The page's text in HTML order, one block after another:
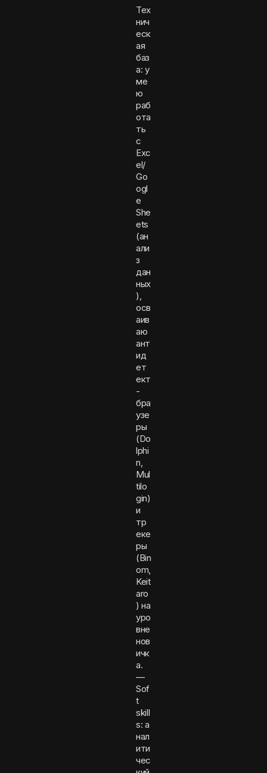
Тех
нич
еск
ая
баз
а: у
ме
ю
раб
ота
ть
с
Exc
el/
Go
ogl
e
She
ets
(ан
али
з
дан
ных
),
осв
аив
аю
ант
ид
ет
ект
-
бра
узе
ры
(Do
lphi
n,
Mul
tilo
gin)
и
тр
еке
ры
(Bin
om,
Keit
aro
) на
уро
вне
нов
ичк
а.
—
Sof
t
skill
s: а
нал
ити
чес